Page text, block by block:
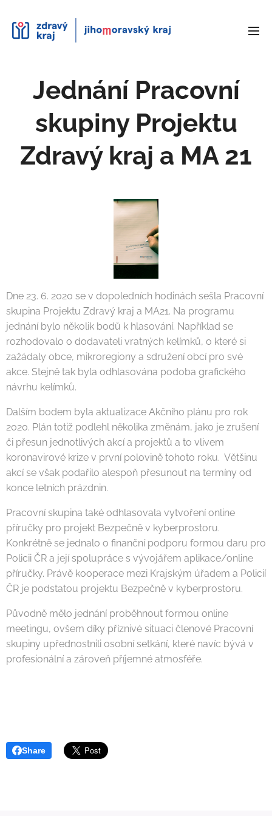
Jednání Pracovní
skupiny Projektu
Zdravý kraj a MA 21
Dne 23. 6. 2020 se v dopoledních hodinách sešla Pracovní
skupina Projektu Zdravý kraj a MA21. Na programu
jednání bylo několik bodů k hlasování. Například se
rozhodovalo o dodavateli vratných kelímků, o které si
zažádaly obce, mikroregiony a sdružení obcí pro své
akce. Stejně tak byla odhlasována podoba grafického
návrhu kelímků.
Dalším bodem byla aktualizace Akčního plánu pro rok
2020. Plán totiž podlehl několika změnám, jako je zrušení
či přesun jednotlivých akcí a projektů a to vlivem
koronavirové krize v první polovině tohoto roku. Většinu
akcí se však podařilo alespoň přesunout na termíny od
konce letních prázdnin.
Pracovní skupina také odhlasovala vytvoření online
příručky pro projekt Bezpečně v kyberprostoru.
Konkrétně se jednalo o finanční podporu formou daru pro
Policii ČR a její spolupráce s vývojářem aplikace/online
příručky. Právě kooperace mezi Krajským úřadem a Policií
ČR je podstatou projektu Bezpečně v kyberprostoru.
Původně mělo jednání proběhnout formou online
meetingu, ovšem díky příznivé situaci členové Pracovní
skupiny upřednostnili osobní setkání, které navíc bývá v
profesionální a zároveň příjemné atmosféře.
Share